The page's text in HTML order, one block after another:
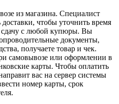
из магазина. Специалист
чтобы уточнить время
сдачу с любой купюры. Вы
документы,
получаете товар и чек.
самовывозе или оформлении в
карты. Чтобы оплатить
вас на сервер системы
номер карты, срок